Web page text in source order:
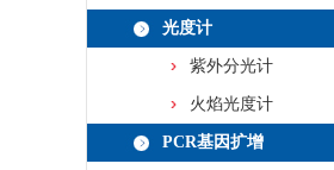
光度计
紫外分光计
火焰光度计
PCR基因扩增